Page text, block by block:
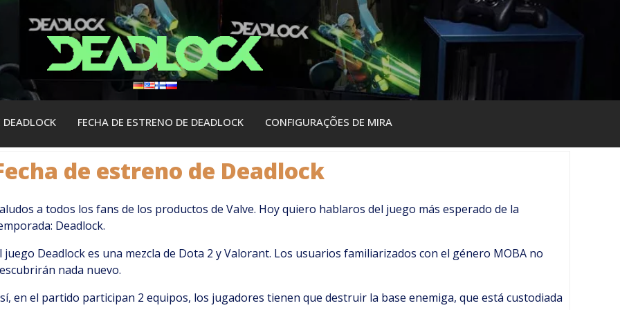
FECHA DE ESTRENO DE DEADLOCK СONFIGURAÇÕES DE MIRA
de estreno de Deadlock
a todos los fans de los productos de Valve. Hoy quiero hablaros del juego más esperado de la
Deadlock.
juego Deadlock es una mezcla de Dota 2 y Valorant. Los usuarios familiarizados con el género MOBA no
nada nuevo.
en el partido participan 2 equipos, los jugadores tienen que destruir la base enemiga, que está custodiada